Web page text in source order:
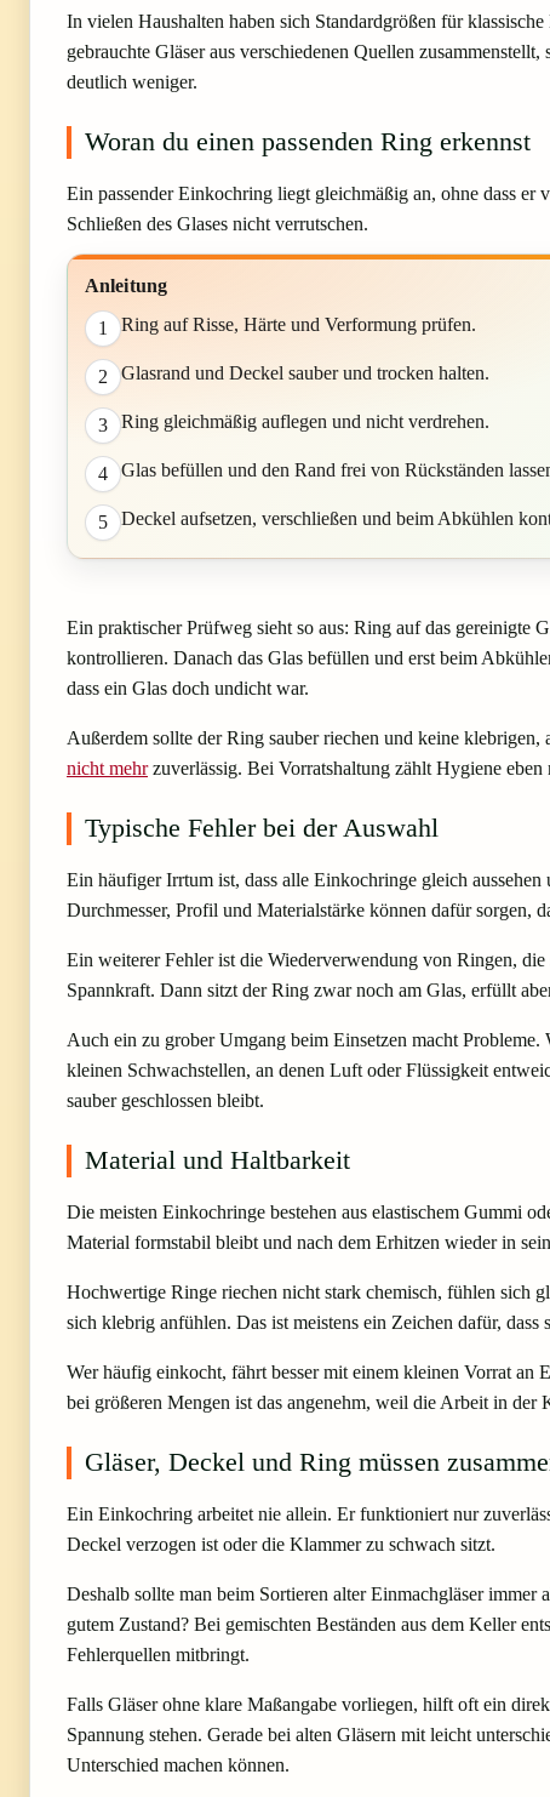
In vielen Haushalten haben sich Standardgrößen für
gebrauchte Gläser aus verschiedenen Quellen
deutlich weniger.
Woran du einen passenden Ring erkennst
Ein passender Einkochring liegt gleichmäßig an, ohne dass
Schließen des Glases nicht verrutschen.
Anleitung
1 Ring auf Risse, Härte und Verformung prüfen.
2 Glasrand und Deckel sauber und trocken halten.
3 Ring gleichmäßig auflegen und nicht verdrehen.
4 Glas befüllen und den Rand frei von Rückständen
5 Deckel aufsetzen, verschließen und beim Abkühlen
Ein praktischer Prüfweg sieht so aus: Ring auf das gereinigte
kontrollieren. Danach das Glas befüllen und erst beim
dass ein Glas doch undicht war.
Außerdem sollte der Ring sauber riechen und keine
nicht mehrzuverlässig. Bei Vorratshaltung zählt Hygiene
Typische Fehler bei der Auswahl
Ein häufiger Irrtum ist, dass alle Einkochringe gleich
Durchmesser, Profil und Materialstärke können dafür sorgen,
Ein weiterer Fehler ist die Wiederverwendung von Ringen,
Spannkraft. Dann sitzt der Ring zwar noch am Glas, erfüllt
Auch ein zu grober Umgang beim Einsetzen macht
kleinen Schwachstellen, an denen Luft oder Flüssigkeit
sauber geschlossen bleibt.
Material und Haltbarkeit
Die meisten Einkochringe bestehen aus elastischem Gummi
Material formstabil bleibt und nach dem Erhitzen wieder in
Hochwertige Ringe riechen nicht stark chemisch, fühlen sich
sich klebrig anfühlen. Das ist meistens ein Zeichen dafür, dass
Wer häufig einkocht, fährt besser mit einem kleinen Vorrat an
bei größeren Mengen ist das angenehm, weil die Arbeit in
Gläser, Deckel und Ring müssen
Ein Einkochring arbeitet nie allein. Er funktioniert nur
Deckel verzogen ist oder die Klammer zu schwach sitzt.
Deshalb sollte man beim Sortieren alter Einmachgläser
gutem Zustand? Bei gemischten Beständen aus dem Keller
Fehlerquellen mitbringt.
Falls Gläser ohne klare Maßangabe vorliegen, hilft oft ein
Spannung stehen. Gerade bei alten Gläsern mit leicht
Unterschied machen können.